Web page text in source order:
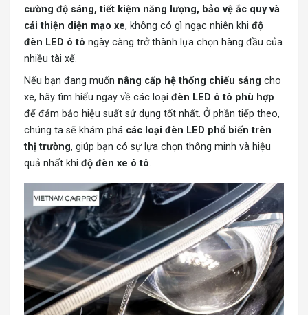
cường độ sáng, tiết kiệm năng lượng, bảo vệ ắc quy và
cải thiện diện mạo xe, không có gì ngạc nhiên khi độ
đèn LED ô tô ngày càng trở thành lựa chọn hàng đầu của
nhiều tài xế.
Nếu bạn đang muốn nâng cấp hệ thống chiếu sáng cho
xe, hãy tìm hiểu ngay về các loại đèn LED ô tô phù hợp
để đảm bảo hiệu suất sử dụng tốt nhất. Ở phần tiếp theo,
chúng ta sẽ khám phá các loại đèn LED phổ biến trên
thị trường, giúp bạn có sự lựa chọn thông minh và hiệu
quả nhất khi độ đèn xe ô tô.